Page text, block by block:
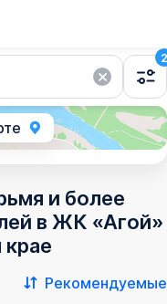
2
и более
в ЖК «Агой»
Рекомендуемые